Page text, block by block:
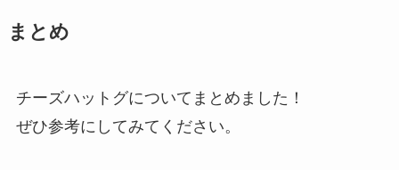
まとめ
チーズハットグについてまとめました！
ぜひ参考にしてみてください。